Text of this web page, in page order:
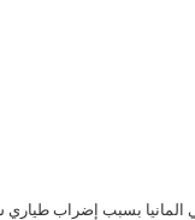
المانيا بسبب إضراب طياري